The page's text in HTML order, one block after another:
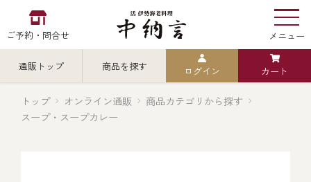
ご予約・問合せ メニュー
中納言の お食い初め
通販トップ 商品を探す ログイン カート
トップ オンライン通販
商品カテゴリから探す
スープ・スープカレー